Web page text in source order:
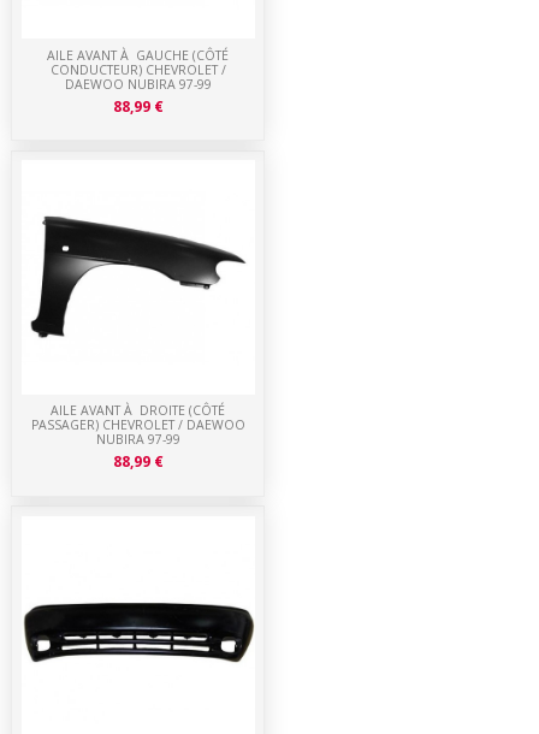
AILE AVANT À DROITE (CÔTÉ
PASSAGER) CHEVROLET / DAEWOO
NUBIRA 97-99
88,99 €
AILE AVANT À GAUCHE (CÔTÉ
CONDUCTEUR) CHEVROLET /
DAEWOO NUBIRA 97-99
88,99 €